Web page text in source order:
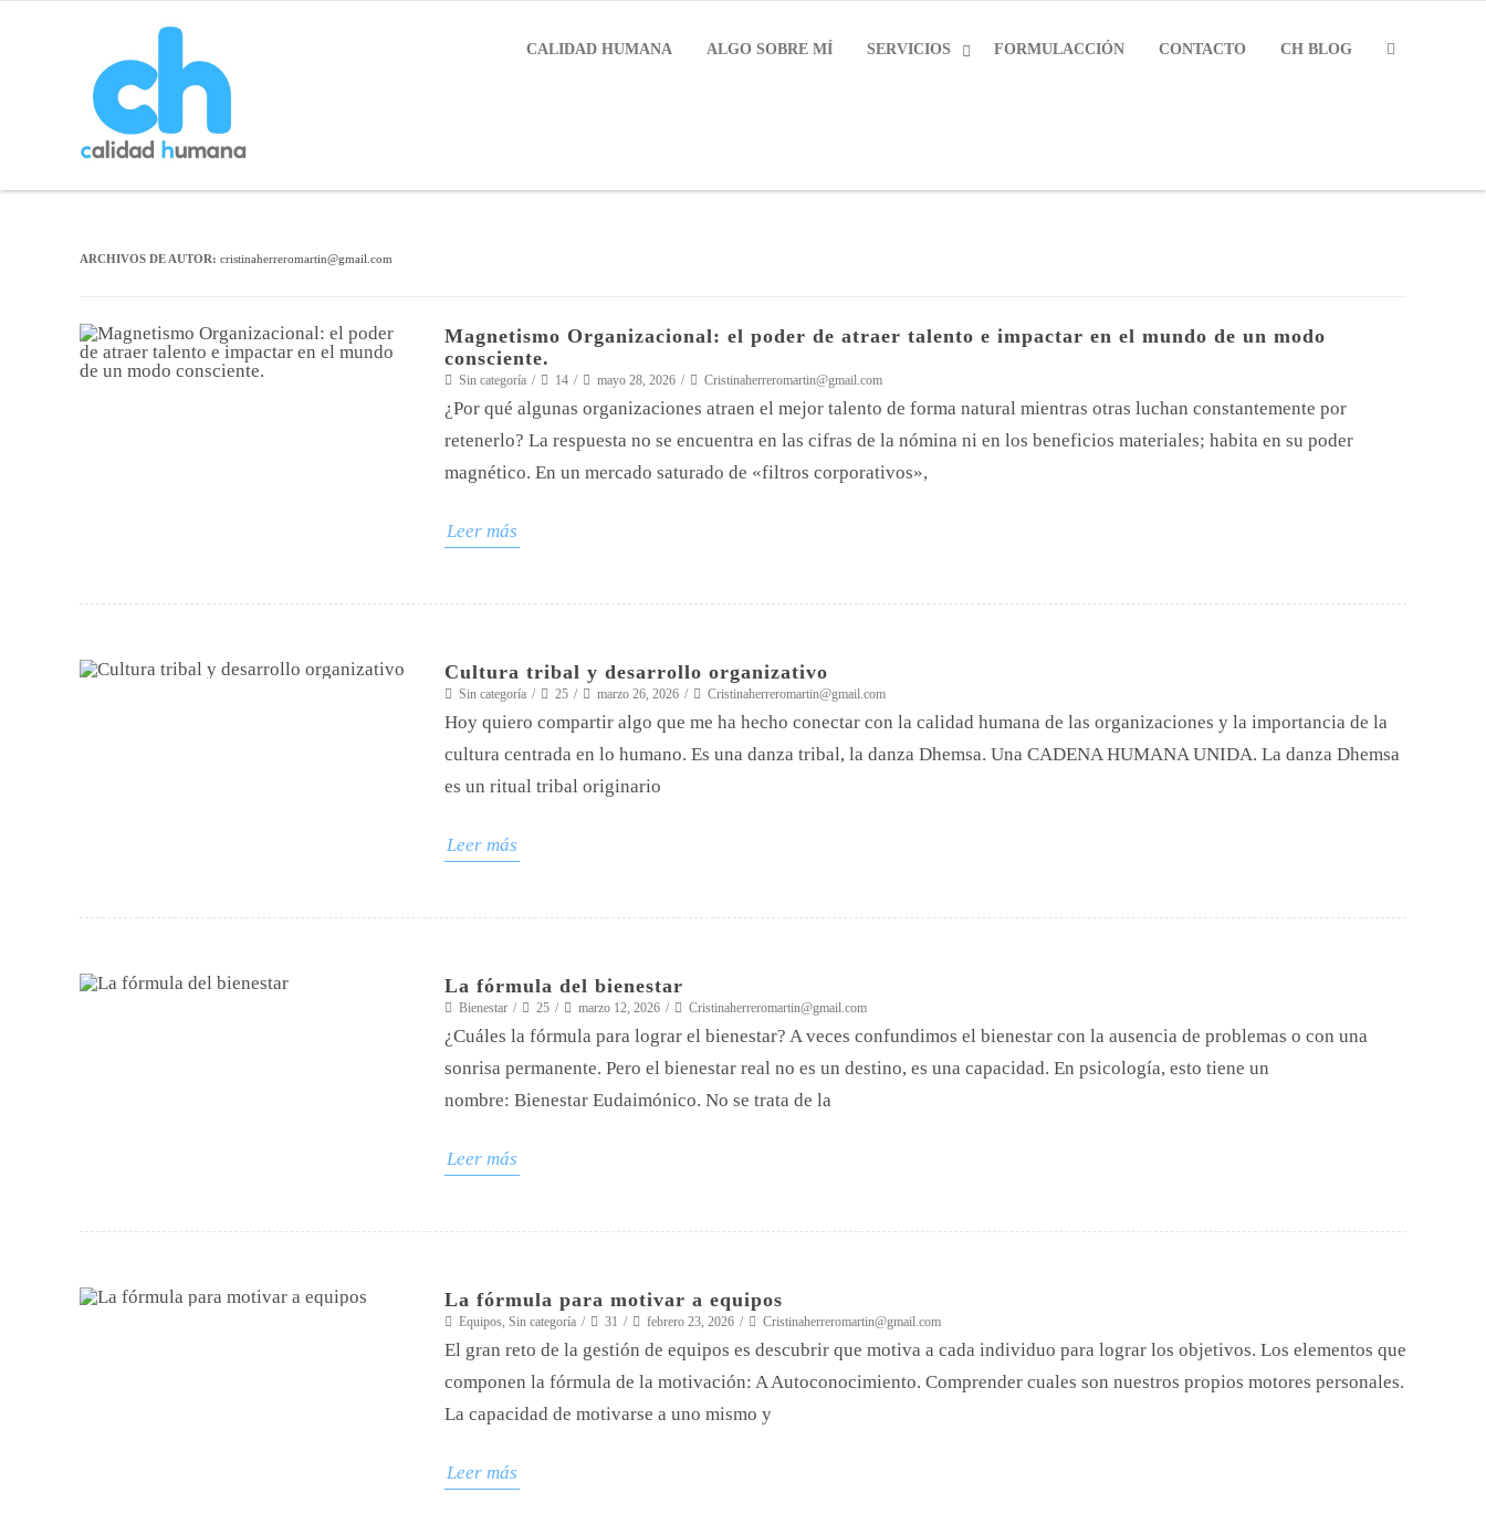
CALIDAD HUMANA ALGO SOBRE MÍ SERVICIOS FORMULACCIÓN CONTACTO CH BLOG
ARCHIVOS DE AUTOR: cristinaherreromartin@gmail.com
Magnetismo Organizacional: el poder de atraer talento e impactar en el mundo de un modo
consciente.
Sin categoría 14 mayo 28, 2026 Cristinaherreromartin@gmail.com
¿Por qué algunas organizaciones atraen el mejor talento de forma natural mientras otras luchan constantemente por
retenerlo? La respuesta no se encuentra en las cifras de la nómina ni en los beneficios materiales; habita en su poder
magnético. En un mercado saturado de «filtros corporativos»,
Leer más
Cultura tribal y desarrollo organizativo
Sin categoría 25 marzo 26, 2026 Cristinaherreromartin@gmail.com
Hoy quiero compartir algo que me ha hecho conectar con la calidad humana de las organizaciones y la importancia de la
cultura centrada en lo humano. Es una danza tribal, la danza Dhemsa. Una CADENA HUMANA UNIDA. La danza Dhemsa
es un ritual tribal originario
Leer más
La fórmula del bienestar
Bienestar 25 marzo 12, 2026 Cristinaherreromartin@gmail.com
¿Cuáles la fórmula para lograr el bienestar? A veces confundimos el bienestar con la ausencia de problemas o con una
sonrisa permanente. Pero el bienestar real no es un destino, es una capacidad. En psicología, esto tiene un
nombre: Bienestar Eudaimónico. No se trata de la
Leer más
La fórmula para motivar a equipos
Equipos, Sin categoría 31 febrero 23, 2026 Cristinaherreromartin@gmail.com
El gran reto de la gestión de equipos es descubrir que motiva a cada individuo para lograr los objetivos. Los elementos que
componen la fórmula de la motivación: A Autoconocimiento. Comprender cuales son nuestros propios motores personales.
La capacidad de motivarse a uno mismo y
Leer más